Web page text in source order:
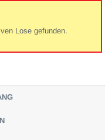
Lose gefunden.